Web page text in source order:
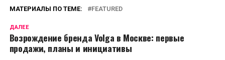
МАТЕРИАЛЫ ПО ТЕМЕ: FEATURED
ДАЛЕЕ
Возрождение бренда Volga в Москве: первые
продажи, планы и инициативы